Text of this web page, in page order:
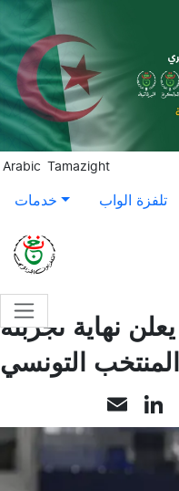
Aller au contenu
Arabic Tamazight
خدمات تلفزة الواب
نهاية تجربته
التونسي
LinkedIn